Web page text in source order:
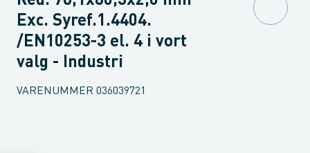
Exc. Syref.1.4404.
/EN10253-3 el. 4 i vort
valg - Industri
VARENUMMER 036039721